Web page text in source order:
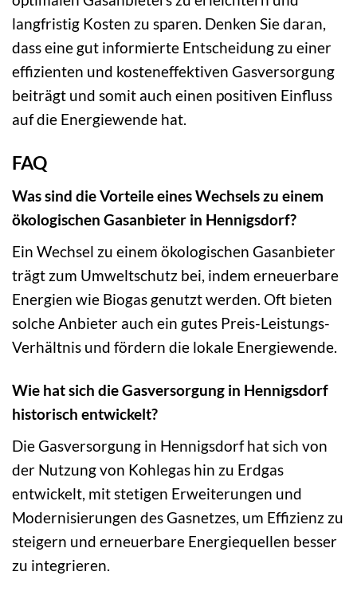
langfristig Kosten zu sparen. Denken Sie daran,
dass eine gut informierte Entscheidung zu einer
effizienten und kosteneffektiven Gasversorgung
beiträgt und somit auch einen positiven Einfluss
auf die Energiewende hat.
FAQ
Was sind die Vorteile eines Wechsels zu einem
ökologischen Gasanbieter in Hennigsdorf?
Ein Wechsel zu einem ökologischen Gasanbieter
trägt zum Umweltschutz bei, indem erneuerbare
Energien wie Biogas genutzt werden. Oft bieten
solche Anbieter auch ein gutes Preis-Leistungs-
Verhältnis und fördern die lokale Energiewende.
Wie hat sich die Gasversorgung in Hennigsdorf
historisch entwickelt?
Die Gasversorgung in Hennigsdorf hat sich von
der Nutzung von Kohlegas hin zu Erdgas
entwickelt, mit stetigen Erweiterungen und
Modernisierungen des Gasnetzes, um Effizienz zu
steigern und erneuerbare Energiequellen besser
zu integrieren.